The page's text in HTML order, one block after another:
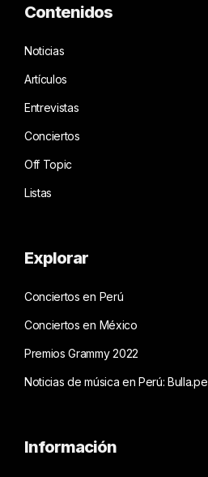
Contenidos
Noticias
Artículos
Entrevistas
Conciertos
Off Topic
Listas
Explorar
Conciertos en Perú
Conciertos en México
Premios Grammy 2022
Noticias de música en Perú: Bulla.pe
Información